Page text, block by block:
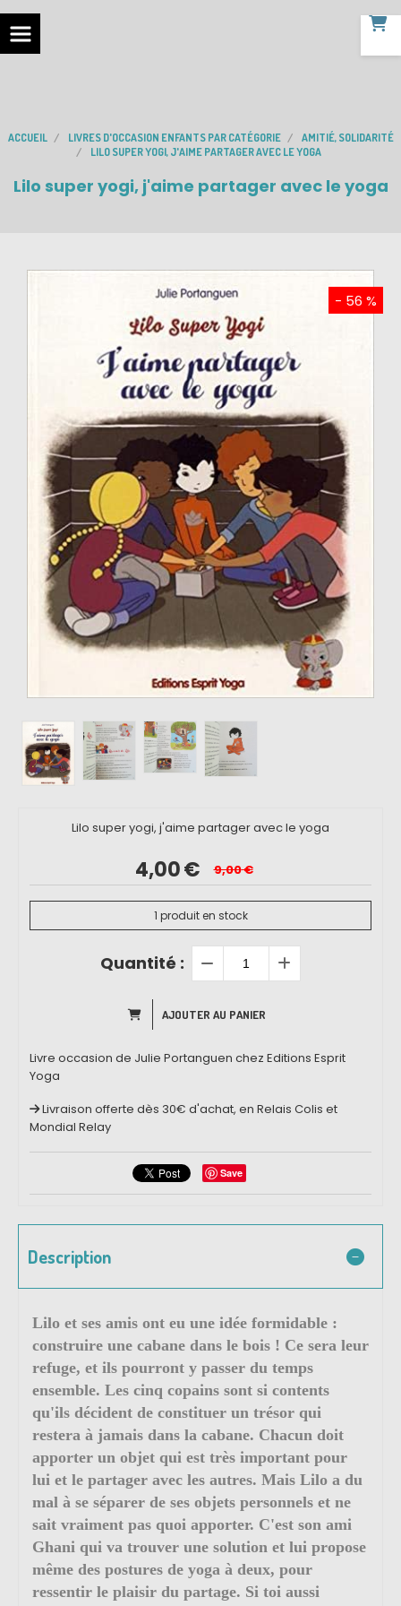
ACCUEIL LIVRES D'OCCASION ENFANTS PAR CATÉGORIE
AMITIÉ, SOLIDARITÉ
LILO SUPER YOGI, J'AIME PARTAGER AVEC LE YOGA
Lilo super yogi, j'aime partager avec le yoga
- 56 %
Lilo super yogi, j'aime partager avec le yoga
4,00€ 9,00€
1 produit en stock
Quantité :
AJOUTER AU PANIER
Livre occasion de Julie Portanguen chez Editions Esprit
Yoga
Livraison offerte dès 30€ d'achat, en Relais Colis et
Mondial Relay
Save
Description
Lilo et ses amis ont eu une idée formidable :
construire une cabane dans le bois ! Ce sera leur
refuge, et ils pourront y passer du temps
ensemble. Les cinq copains sont si contents
qu'ils décident de constituer un trésor qui
restera à jamais dans la cabane. Chacun doit
apporter un objet qui est très important pour
lui et le partager avec les autres. Mais Lilo a du
mal à se séparer de ses objets personnels et ne
sait vraiment pas quoi apporter. C'est son ami
Ghani qui va trouver une solution et lui propose
même des postures de yoga à deux, pour
ressentir le plaisir du partage. Si toi aussi